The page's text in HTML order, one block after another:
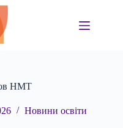
НМТ
Новини освіти